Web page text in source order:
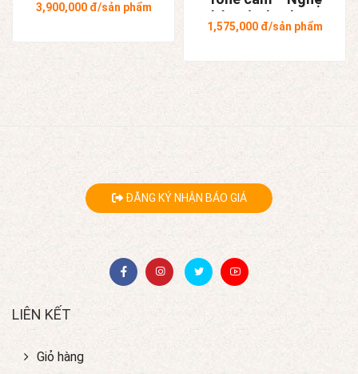
Tràng
3,900,000đ/sản phẩm
nhân Tô Thanh Sơn
1,575,000đ/sản phẩm
ĐĂNG KÝ NHẬN BÁO GIÁ
LIÊN KẾT
Giỏ hàng